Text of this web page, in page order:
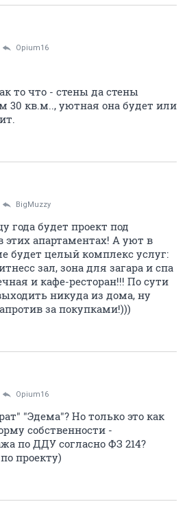
Opium16
то что - стены да стены
30 кв.м.., уютная она будет или
BigMuzzy
года будет проект под
апартаментах! А уют в
будет целый комплекс услуг:
зал, зона для загара и спа
и кафе-ресторан!!! По сути
никуда из дома, ну
за покупками!)))
Opium16
"Эдема"? Но только это как
собственности -
по ДДУ согласно ФЗ 214?
проекту)